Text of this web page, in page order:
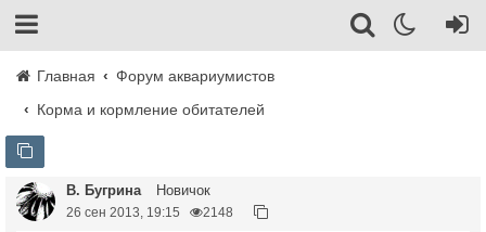
Главная
Форум аквариумистов
Корма и кормление обитателей
В. Бугрина Новичок
26 сен 2013, 19:15 2148